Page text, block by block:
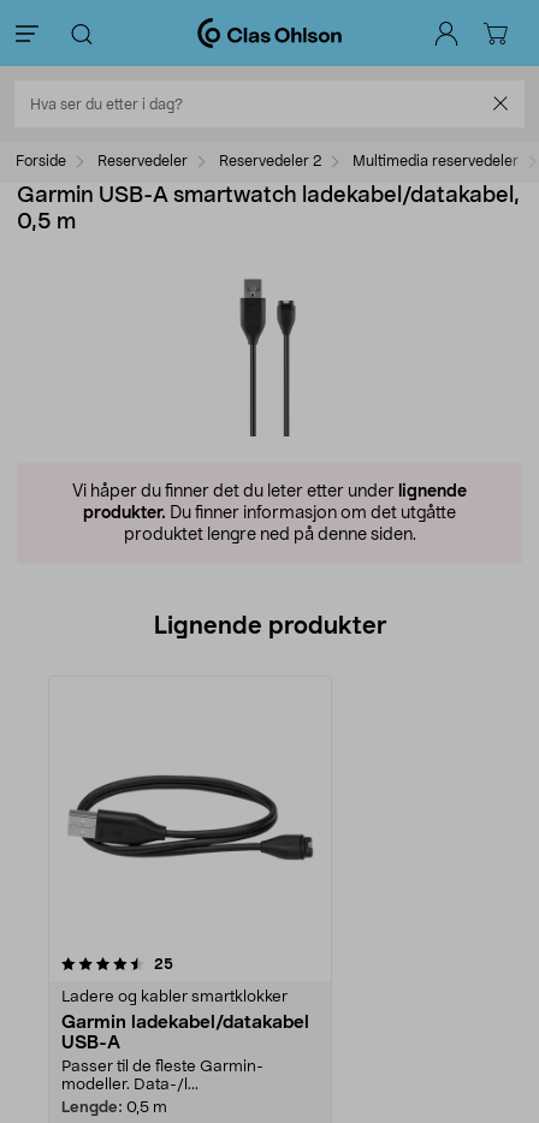
Forside Reservedeler Reservedeler 2 Multimedia reservedeler
Garmin USB-A smartwatch ladekabel/datakabel,
0,5 m
Vi håper du finner det du leter etter under lignende
produkter. Du finner informasjon om det utgåtte
produktet lengre ned på denne siden.
Lignende produkter
25anmeldelser
Ladere og kabler smartklokker
Garmin ladekabel/datakabel
USB-A
Passer til de fleste Garmin-
modeller. Data-/l...
Lengde: 0,5 m